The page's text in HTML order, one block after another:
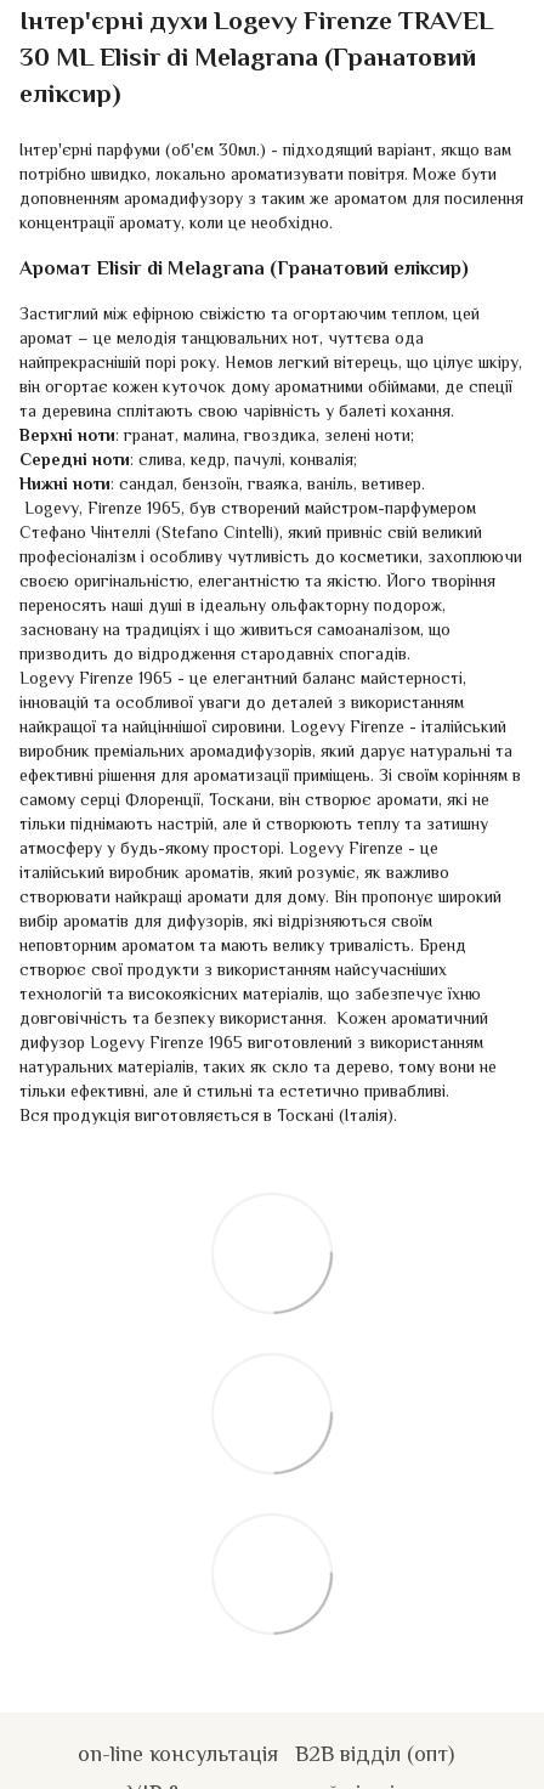
Інтер'єрні духи Logevy Firenze TRAVEL
30 ML Elisir di Melagrana (Гранатовий
еліксир)
Інтер'єрні парфуми (об'єм 30мл.) - підходящий варіант, якщо вам
потрібно швидко, локально ароматизувати повітря. Може бути
доповненням аромадифузору з таким же ароматом для посилення
концентрації аромату, коли це необхідно.
Аромат Elisir di Melagrana (Гранатовий еліксир)
Застиглий між ефірною свіжістю та огортаючим теплом, цей
аромат – це мелодія танцювальних нот, чуттєва ода
найпрекраснішій порі року. Немов легкий вітерець, що цілує шкіру,
він огортає кожен куточок дому ароматними обіймами, де спеції
та деревина сплітають свою чарівність у балеті кохання.
Верхні ноти: гранат, малина, гвоздика, зелені ноти;
Середні ноти: слива, кедр, пачулі, конвалія;
Нижні ноти: сандал, бензоїн, гваяка, ваніль, ветивер.
Logevy, Firenze 1965, був створений майстром-парфумером
Стефано Чінтеллі (Stefano Cintelli), який привніс свій великий
професіоналізм і особливу чутливість до косметики, захоплюючи
своєю оригінальністю, елегантністю та якістю. Його творіння
переносять наші душі в ідеальну ольфакторну подорож,
засновану на традиціях і що живиться самоаналізом, що
призводить до відродження стародавніх спогадів.
Logevy Firenze 1965 - це елегантний баланс майстерності,
інновацій та особливої уваги до деталей з використанням
найкращої та найціннішої сировини. Logevy Firenze - італійський
виробник преміальних аромадифузорів, який дарує натуральні та
ефективні рішення для ароматизації приміщень. Зі своїм корінням в
самому серці Флоренції, Тоскани, він створює аромати, які не
тільки піднімають настрій, але й створюють теплу та затишну
атмосферу у будь-якому просторі. Logevy Firenze - це
італійський виробник ароматів, який розуміє, як важливо
створювати найкращі аромати для дому. Він пропонує широкий
вибір ароматів для дифузорів, які відрізняються своїм
неповторним ароматом та мають велику тривалість. Бренд
створює свої продукти з використанням найсучасніших
технологій та високоякісних матеріалів, що забезпечує їхню
довговічність та безпеку використання. Кожен ароматичний
дифузор Logevy Firenze 1965 виготовлений з використанням
натуральних матеріалів, таких як скло та дерево, тому вони не
тільки ефективні, але й стильні та естетично привабливі.
Вся продукція виготовляється в Тоскані (Італія).
on-line консультація B2B відділ (опт)